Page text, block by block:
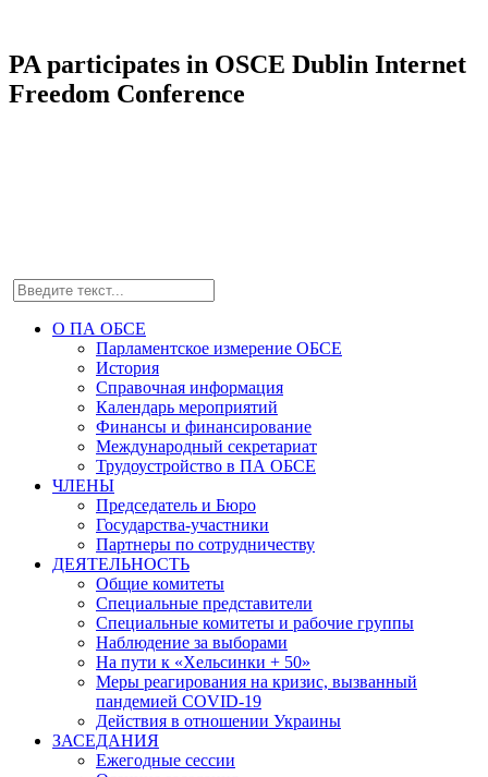
PA participates in OSCE Dublin Internet
Freedom Conference
О ПА ОБСЕ
Парламентское измерение ОБСЕ
История
Справочная информация
Календарь мероприятий
Финансы и финансирование
Международный секретариат
Трудоустройство в ПА ОБСЕ
ЧЛЕНЫ
Председатель и Бюро
Государства-участники
Партнеры по сотрудничеству
ДЕЯТЕЛЬНОСТЬ
Общие комитеты
Специальные представители
Специальные комитеты и рабочие группы
Наблюдение за выборами
На пути к «Хельсинки + 50»
Меры реагирования на кризис, вызванный
пандемией COVID-19
Действия в отношении Украины
ЗАСЕДАНИЯ
Ежегодные сессии